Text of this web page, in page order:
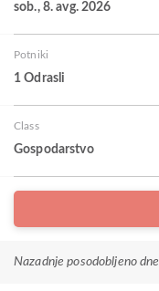
sob., 8. avg. 2026
Potniki
1 Odrasli
Class
Gospodarstvo
Nazadnje posodobljeno dne